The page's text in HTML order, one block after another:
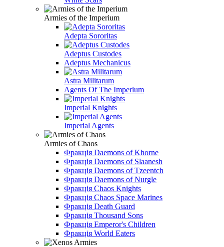
Armies of the Imperium
Adepta Sororitas
Adeptus Custodes
Adeptus Mechanicus
Astra Militarum
Agents Of The Imperium
Imperial Knights
Imperial Agents
Armies of Chaos
Фракція Daemons of Khorne
Фракція Daemons of Slaanesh
Фракція Daemons of Tzeentch
Фракція Daemons of Nurgle
Фракція Chaos Knights
Фракція Chaos Space Marines
Фракція Death Guard
Фракція Thousand Sons
Фракція Emperor's Children
Фракція World Eaters